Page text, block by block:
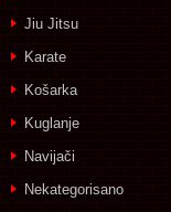
Jiu Jitsu
Karate
Košarka
Kuglanje
Navijači
Nekategorisano